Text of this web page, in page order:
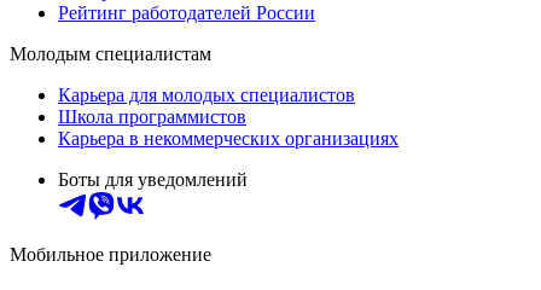
Рейтинг работодателей России
Молодым специалистам
Карьера для молодых специалистов
Школа программистов
Карьера в некоммерческих организациях
Боты для уведомлений
Мобильное приложение